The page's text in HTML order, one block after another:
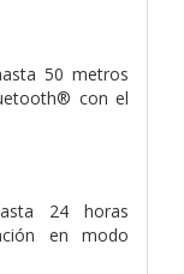
50 metros
con el
24 horas
en modo